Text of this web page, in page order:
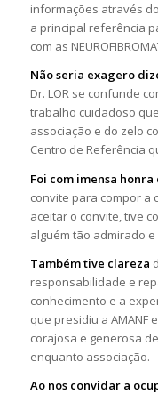
informações através
a principal referência
com as
Não seria exagero
Dr. LOR se confunde
trabalho cuidadoso
associação e do zelo
Centro de Referência
Foi com imensa
convite para compor a
aceitar o convite, tive
alguém tão admirado
Também tive clareza
responsabilidade e
conhecimento e a
que presidiu a AMANF
corajosa e generosa
enquanto associação.
Ao nos convidar a